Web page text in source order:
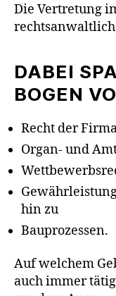
Die Vertretung
DABEI
BOGEN
Recht der
Organ- und
hin zu
Bauprozessen.
Auf welchem
auch immer